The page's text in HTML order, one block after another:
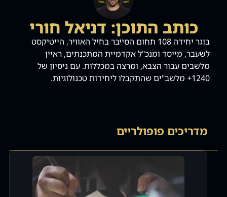
כותב התוכן: דניאל חורי
בוגר יחידה 108 תחום הסייבר בחיל האוויר, הייטיקסט
לשעבר, מייסד ומנכ"ל אקדמיית המתכנתים, ראיין
מלשבים עבור הצבא, ומרצה במכללות. עם ניסיון של
1240+ מלשב"ים שהתקבלו ליחידות טכנולוגיות.
מדריכים פופולריים